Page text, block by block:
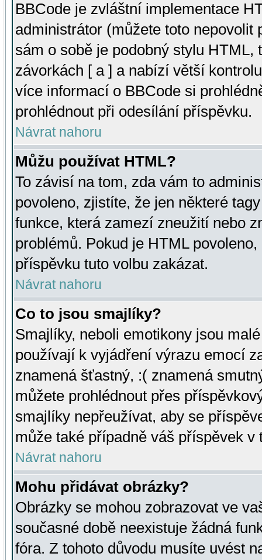
BBCode je zvláštní implementace
administrátor (můžete toto
sám o sobě je podobný stylu HTML,
závorkách [ a ] a nabízí větší
více informací o BBCode si
prohlédnout při odesílání příspěvku.
Návrat nahoru
Můžu používat HTML?
To závisí na tom, zda vám to
povoleno, zjistíte, že jen některé
funkce, která zamezí zneužití nebo
problémů. Pokud je HTML
příspěvku tuto volbu zakázat.
Návrat nahoru
Co to jsou smajlíky?
Smajlíky, neboli emotikony jsou
používají k vyjádření výrazu emocí
znamená šťastný, :( znamená
můžete prohlédnout přes
smajlíky nepřeužívat, aby se
může také případně váš příspěvek v
Návrat nahoru
Mohu přidávat obrázky?
Obrázky se mohou zobrazovat ve
současné době neexistuje žádná
fóra. Z tohoto důvodu musíte uvést